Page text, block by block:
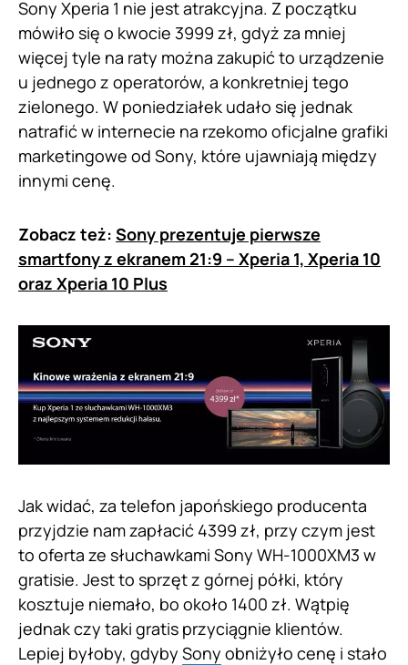
Sony Xperia 1 nie jest atrakcyjna. Z początku
mówiło się o kwocie 3999 zł, gdyż za mniej
więcej tyle na raty można zakupić to urządzenie
u jednego z operatorów, a konkretniej tego
zielonego. W poniedziałek udało się jednak
natrafić w internecie na rzekomo oficjalne grafiki
marketingowe od Sony, które ujawniają między
innymi cenę.
Zobacz też: Sony prezentuje pierwsze
smartfony z ekranem 21:9 – Xperia 1, Xperia 10
oraz Xperia 10 Plus
Jak widać, za telefon japońskiego producenta
przyjdzie nam zapłacić 4399 zł, przy czym jest
to oferta ze słuchawkami Sony WH-1000XM3 w
gratisie. Jest to sprzęt z górnej półki, który
kosztuje niemało, bo około 1400 zł. Wątpię
jednak czy taki gratis przyciągnie klientów.
Lepiej byłoby, gdyby Sony obniżyło cenę i stało